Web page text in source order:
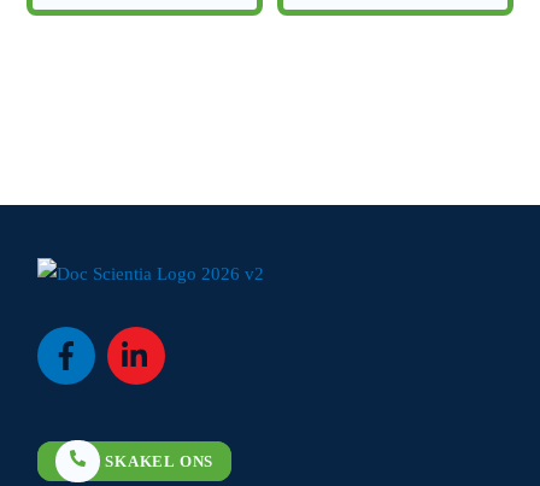
Icon
Icon
SKAKEL ONS